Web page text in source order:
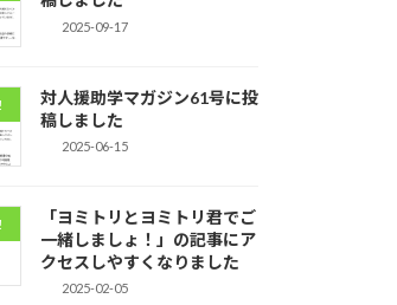
2025-09-17
対人援助学マガジン61号に投
稿しました
2025-06-15
「ヨミトリとヨミトリ君でご
一緒しましょ！」の記事にア
クセスしやすくなりました
2025-02-05